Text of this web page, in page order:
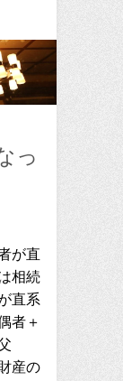
っ
が直
相続
直系
者＋
産の